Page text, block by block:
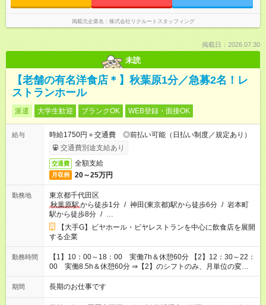
掲載元企業名 株式会社リクルートスタッフィング
掲載日：2026.07.30
未読
【老舗の有名洋食店＊】秋葉原1分／急募2名！レ
ストランホール
派遣 大学生歓迎 ブランクOK WEB登録・面接OK
給与
時給1750円＋交通費 ◎前払い可能（日払い制度／規定あり）
交通費別途支給あり
交通費 全額支給
月収例 20～25万円
勤務地
東京都千代田区
秋葉原駅から徒歩1分 / 神田(東京都)駅から徒歩6分 / 岩本町
駅から徒歩8分 / …
【大手G】ビヤホール・ビヤレストランを中心に飲食店を展開
する企業
勤務時間
【1】10：00～18：00 実働7h＆休憩60分 【2】12：30～22：
00 実働8.5h＆休憩60分 ⇒【2】のシフトのみ、月単位の変形
労働制：160～177.1h/月（超過分は別途全額支給） ★時短相談
OK（6h～）
期間 長期のお仕事です